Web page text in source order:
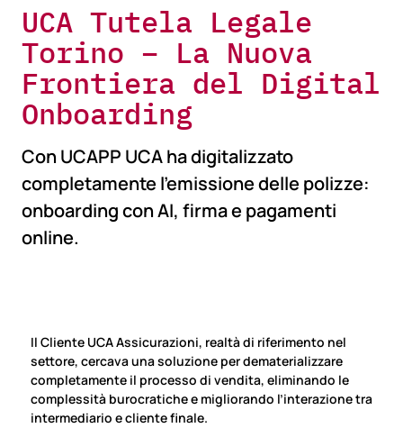
UCA Tutela Legale
Torino – La Nuova
Frontiera del Digital
Onboarding
Con UCAPP UCA ha digitalizzato
completamente l’emissione delle polizze:
onboarding con AI, firma e pagamenti
online.
Il Cliente UCA Assicurazioni, realtàdi riferimento nel
settore, cercava una soluzione per dematerializzare
completamente il processo di vendita, eliminando le
complessità burocratiche e migliorando l’interazione tra
intermediario e cliente finale.